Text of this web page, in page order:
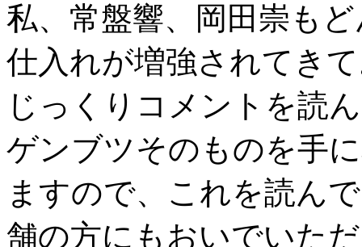
私、常盤響、岡田崇も
仕入れが増強されてき
じっくりコメントを読
ゲンブツそのものを手
ますので、これを読ん
舗の方にもおいでいた